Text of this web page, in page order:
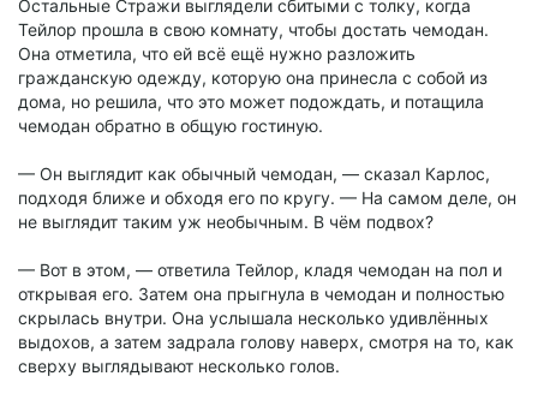
Остальные Стражи выглядели сбитыми с толку, когда
Тейлор прошла в свою комнату, чтобы достать чемодан.
Она отметила, что ей всё ещё нужно разложить
гражданскую одежду, которую она принесла с собой из
дома, но решила, что это может подождать, и потащила
чемодан обратно в общую гостиную.
— Он выглядит как обычный чемодан, — сказал Карлос,
подходя ближе и обходя его по кругу. — На самом деле, он
не выглядит таким уж необычным. В чём подвох?
— Вот в этом, — ответила Тейлор, кладя чемодан на пол и
открывая его. Затем она прыгнула в чемодан и полностью
скрылась внутри. Она услышала несколько удивлённых
выдохов, а затем задрала голову наверх, смотря на то, как
сверху выглядывают несколько голов.